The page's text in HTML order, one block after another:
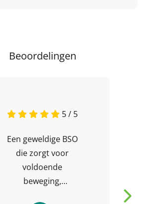
Beoordelingen
5 / 5
Een geweldige BSO
die zorgt voor
voldoende
beweging,